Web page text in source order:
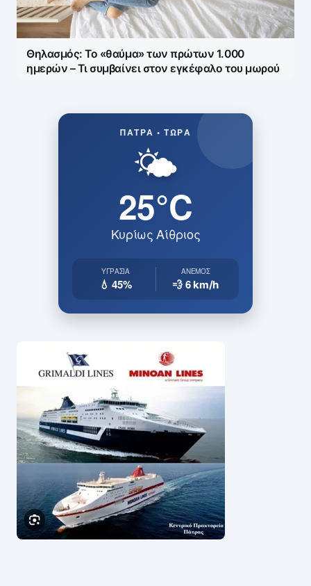
Θηλασμός: Το «θαύμα» των πρώτων 1.000
ημερών – Τι συμβαίνει στον εγκέφαλο του μωρού
ΠΆΤΡΑ • ΤΏΡΑ
🌤️
25°C
Κυρίως Αίθριος
ΥΓΡΑΣΊΑ
💧 45%
ΆΝΕΜΟΣ
💨 6km/h